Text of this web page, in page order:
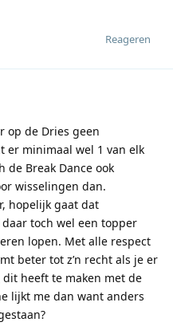
Reageren
op de Dries geen
er minimaal wel 1 van elk
de Break Dance ook
wisselingen dan.
hopelijk gaat dat
toch wel een topper
lopen. Met alle respect
beter tot z’n recht als je er
heeft te maken met de
lijkt me dan want anders